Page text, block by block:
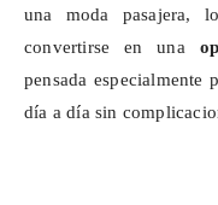
una moda pasajera,
convertirse en una
pensada especialmente
día a día sin